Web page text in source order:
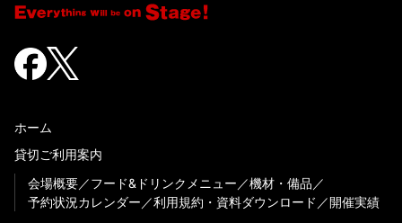
ホーム
貸切ご利用案内
会場概要
フード&ドリンクメニュー
機材・備品
予約状況カレンダー
利用規約・資料ダウンロード 開催実績